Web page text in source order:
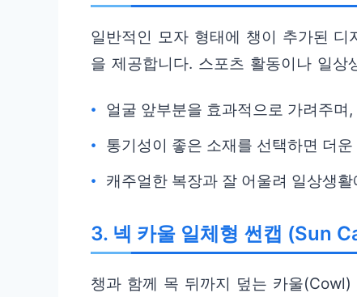
일반적인 모자 형태에 챙이 추가된
을 제공합니다. 스포츠 활동이나 일상
얼굴 앞부분을 효과적으로 가려주
통기성이 좋은 소재를 선택하면 더
캐주얼한 복장과 잘 어울려 일상생
3. 넥 카울 일체형 썬캡 (Sun
챙과 함께 목 뒤까지 덮는 카울